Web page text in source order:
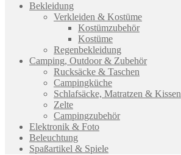
Bekleidung
Verkleiden & Kostüme
Kostümzubehör
Kostüme
Regenbekleidung
Camping, Outdoor & Zubehör
Rucksäcke & Taschen
Campingküche
Schlafsäcke, Matratzen & Kissen
Zelte
Campingzubehör
Elektronik & Foto
Beleuchtung
Spaßartikel & Spiele